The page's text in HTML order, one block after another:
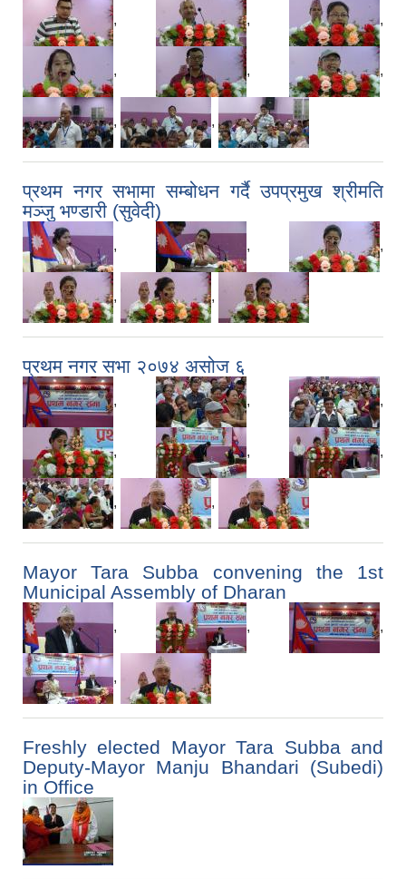
, , ,
, , ,
, ,
प्रथम नगर सभामा सम्बोधन गर्दै उपप्रमुख श्रीमति
मञ्जु भण्डारी (सुवेदी)
, , ,
, ,
प्रथम नगर सभा २०७४ असोज ६
, , ,
, , ,
, ,
Mayor Tara Subba convening the 1st
Municipal Assembly of Dharan
, , ,
,
Freshly elected Mayor Tara Subba and
Deputy-Mayor Manju Bhandari (Subedi)
in Office